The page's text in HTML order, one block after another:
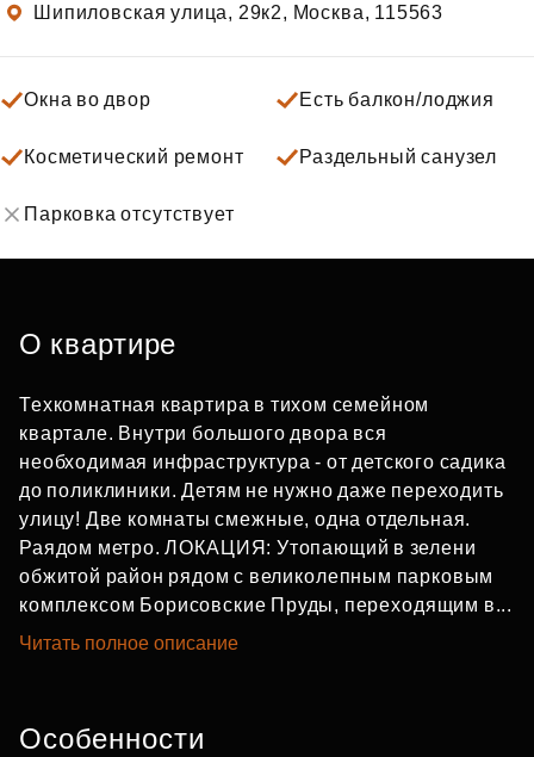
Шипиловская улица, 29к2, Москва, 115563
Окна во двор Есть балкон/лоджия
Косметический ремонт Раздельный санузел
Парковка отсутствует
О квартире
Техкомнатная квартира в тихом семейном
квартале. Внутри большого двора вся
необходимая инфраструктура - от детского садика
до поликлиники. Детям не нужно даже переходить
улицу! Две комнаты смежные, одна отдельная.
Раядом метро. ЛОКАЦИЯ: Утопающий в зелени
обжитой район рядом с великолепным парковым
комплексом Борисовские Пруды, переходящим в...
Читать полное описание
Особенности